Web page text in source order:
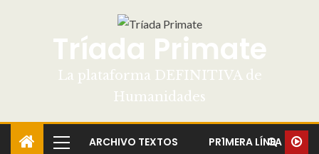
Tríada Primate
La plataforma DEFINITIVA de
Humanidades
ARCHIVO TEXTOS PR1MERA LÍNEA